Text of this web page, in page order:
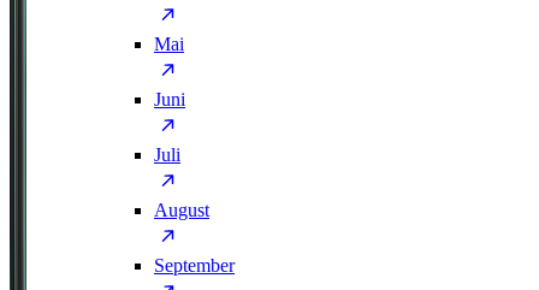
Mai
Juni
Juli
August
September